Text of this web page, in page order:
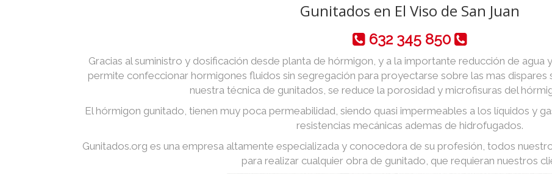
Gunitados en El Viso de San Juan
632 345 850
Gracias al suministro y dosificación desde planta de hórmigon, y a la importante reducción de agua
permite confeccionar hormigones fluidos sin segregación para proyectarse sobre las mas
nuestra técnica de gunitados, se reduce la porosidad y microfisuras del
El hórmigon gunitado, tienen muy poca permeabilidad, siendo quasi impermeables a los líquidos y
resistencias mecánicas ademas de hidrofugados.
Gunitados.org es una empresa altamente especializada y conocedora de su profesión, todos
para realizar cualquier obra de gunitado, que requieran nuestros